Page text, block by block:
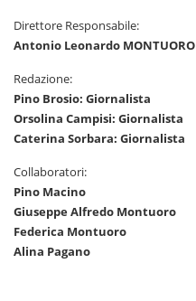
Direttore Responsabile:
Antonio Leonardo MONTUORO
Redazione:
Pino Brosio: Giornalista
Orsolina Campisi: Giornalista
Caterina Sorbara: Giornalista
Collaboratori:
Pino Macino
Giuseppe Alfredo Montuoro
Federica Montuoro
Alina Pagano